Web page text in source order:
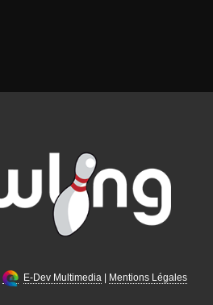
E-Dev Multimedia| Mentions Légales